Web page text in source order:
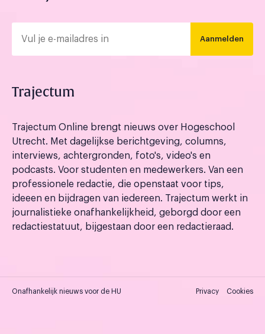
Aanmelden
Trajectum
Trajectum Online brengt nieuws over Hogeschool
Utrecht. Met dagelijkse berichtgeving, columns,
interviews, achtergronden, foto's, video's en
podcasts. Voor studenten en medewerkers. Van een
professionele redactie, die openstaat voor tips,
ideeen en bijdragen van iedereen. Trajectum werkt in
journalistieke onafhankelijkheid, geborgd door een
redactiestatuut, bijgestaan door een redactieraad.
Onafhankelijk nieuws voor de HU Privacy Cookies